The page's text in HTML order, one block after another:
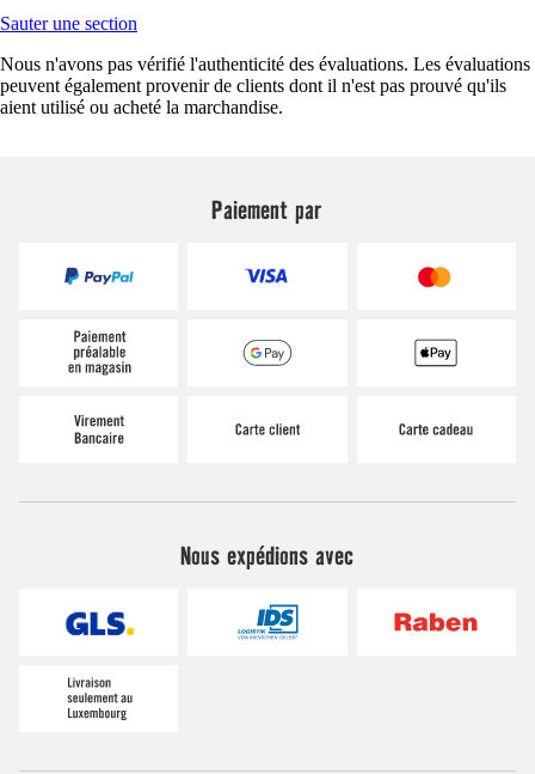
Sauter une section
Nous n'avons pas vérifié l'authenticité des évaluations. Les évaluations
peuvent également provenir de clients dont il n'est pas prouvé qu'ils
aient utilisé ou acheté la marchandise.
Paiement par
Nous expédions avec